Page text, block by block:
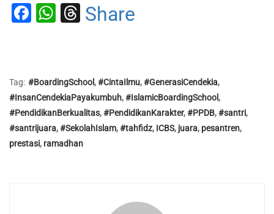
Facebook
WhatsApp
Threads
Share
Tag: #BoardingSchool ,#CintaIlmu,#GenerasiCendekia,
#InsanCendekiaPayakumbuh,#IslamicBoardingSchool ,
#PendidikanBerkualitas,#PendidikanKarakter,#PPDB,#santri,
#santrijuara,#SekolahIslam,#tahfidz, ICBS, juara, pesantren,
prestasi, ramadhan